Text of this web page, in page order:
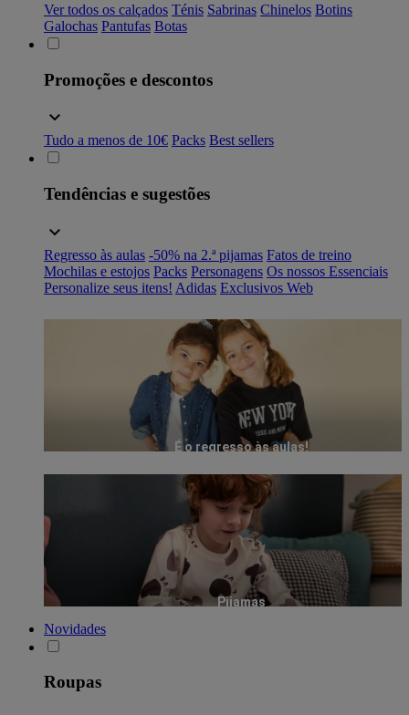
Ver todos os calçados Ténis Sabrinas Chinelos Botins
Galochas Pantufas Botas
Promoções e descontos
Tudo a menos de 10€ Packs Best sellers
Tendências e sugestões
Regresso às aulas -50% na 2.ª pijamas Fatos de treino
Mochilas e estojos Packs Personagens Os nossos Essenciais
Personalize seus itens! Adidas Exclusivos Web
É o regresso às aulas!
Pijamas
Novidades
Roupas